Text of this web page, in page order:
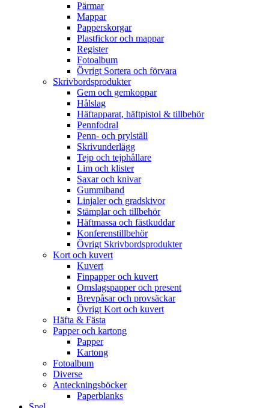
Pärmar
Mappar
Papperskorgar
Plastfickor och mappar
Register
Fotoalbum
Övrigt Sortera och förvara
Skrivbordsprodukter
Gem och gemkoppar
Hålslag
Häftapparat, häftpistol & tillbehör
Pennfodral
Penn- och prylställ
Skrivunderlägg
Tejp och tejphållare
Lim och klister
Saxar och knivar
Gummiband
Linjaler och gradskivor
Stämplar och tillbehör
Häftmassa och fästkuddar
Konferenstillbehör
Övrigt Skrivbordsprodukter
Kort och kuvert
Kuvert
Finpapper och kuvert
Omslagspapper och present
Brevpåsar och provsäckar
Övrigt Kort och kuvert
Häfta & Fästa
Papper och kartong
Papper
Kartong
Fotoalbum
Diverse
Anteckningsböcker
Paperblanks